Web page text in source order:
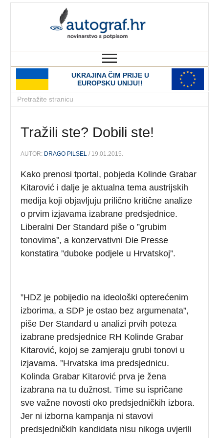
UKRAJINA ČIM PRIJE U
EUROPSKU UNIJU!!
Tražili ste? Dobili ste!
AUTOR: DRAGO PILSEL / 19.01.2015.
Kako prenosi tportal, pobjeda Kolinde Grabar
Kitarović i dalje je aktualna tema austrijskih
medija koji objavljuju prilično kritične analize
o prvim izjavama izabrane predsjednice.
Liberalni Der Standard piše o ”grubim
tonovima”, a konzervativni Die Presse
konstatira ”duboke podjele u Hrvatskoj”.
”HDZ je pobijedio na ideološki opterećenim
izborima, a SDP je ostao bez argumenata”,
piše Der Standard u analizi prvih poteza
izabrane predsjednice RH Kolinde Grabar
Kitarović, kojoj se zamjeraju grubi tonovi u
izjavama. ”Hrvatska ima predsjednicu.
Kolinda Grabar Kitarović prva je žena
izabrana na tu dužnost. Time su ispričane
sve važne novosti oko predsjedničkih izbora.
Jer ni izborna kampanja ni stavovi
predsjedničkih kandidata nisu nikoga uvjerili